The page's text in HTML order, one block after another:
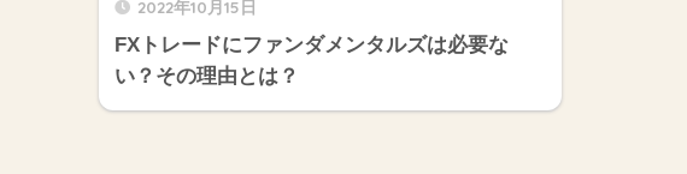
2022年10月15日
FXトレードにファンダメンタルズは必要な
い？その理由とは？